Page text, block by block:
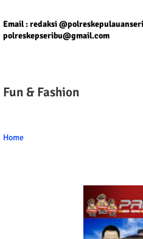
Email : redaksi
polreskepseribu@gmail.com
Fun & Fashion
Home